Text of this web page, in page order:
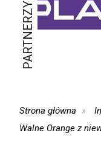
PARTNERZY
Strona główna
Walne Orange z